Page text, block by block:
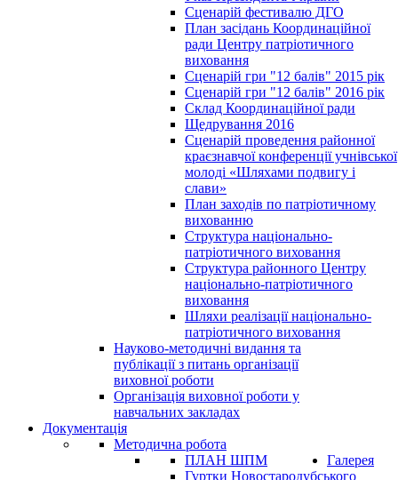
Сценарій фестивалю ДГО
План засідань Координаційної
ради Центру патріотичного
виховання
Сценарій гри "12 балів" 2015 рік
Сценарій гри "12 балів" 2016 рік
Склад Координаційної ради
Щедрування 2016
Сценарій проведення районної
краєзнавчої конференції учнівської
молоді «Шляхами подвигу і
слави»
План заходів по патріотичному
вихованню
Структура національно-
патріотичного виховання
Структура районного Центру
національно-патріотичного
виховання
Шляхи реалізації національно-
патріотичного виховання
Науково-методичні видання та
публікації з питань організації
виховної роботи
Організація виховної роботи у
навчальних закладах
Документація
Методична робота
ПЛАН ШПМ
Гуртки Новостародубського
Галерея